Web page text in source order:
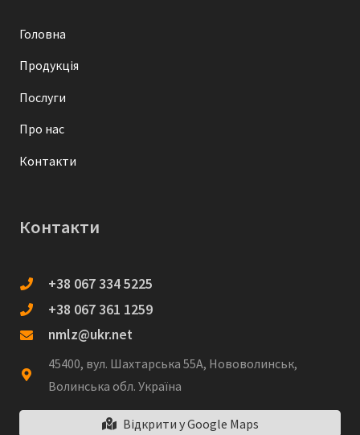
Головна
Продукція
Послуги
Про нас
Контакти
Контакти
+38 067 334 5225
+38 067 361 1259
nmlz@ukr.net
45400, вул. Шахтарська 55А, Нововолинськ,
Волинська обл. Україна
Відкрити у Google Maps